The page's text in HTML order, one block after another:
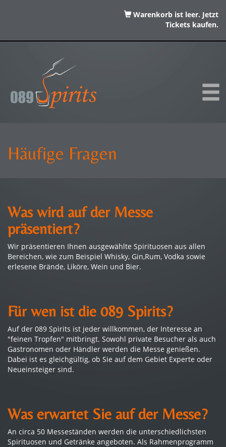
Warenkorb ist leer. Jetzt
Tickets kaufen.
Häufige Fragen
Was wird auf der Messe
präsentiert?
Wir präsentieren Ihnen ausgewählte Spirituosen aus allen
Bereichen, wie zum Beispiel Whisky, Gin,Rum, Vodka sowie
erlesene Brände, Liköre, Wein und Bier.
Für wen ist die 089 Spirits?
Auf der 089 Spirits ist jeder willkommen, der Interesse an
"feinen Tropfen" mitbringt. Sowohl private Besucher als auch
Gastronomen oder Händler werden die Messe genießen.
Dabei ist es gleichgültig, ob Sie auf dem Gebiet Experte oder
Neueinsteiger sind.
Was erwartet Sie auf der Messe?
An circa 50 Messeständen werden die unterschiedlichsten
Spirituosen und Getränke angeboten. Als Rahmenprogramm